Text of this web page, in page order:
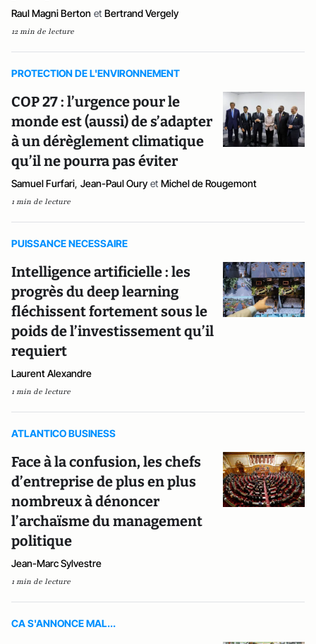
Raul Magni Berton et Bertrand Vergely
12 min de lecture
PROTECTION DE L'ENVIRONNEMENT
COP 27 : l’urgence pour le
monde est (aussi) de s’adapter
à un dérèglement climatique
qu’il ne pourra pas éviter
Samuel Furfari, Jean-Paul Oury et Michel de Rougemont
1 min de lecture
PUISSANCE NECESSAIRE
Intelligence artificielle : les
progrès du deep learning
fléchissent fortement sous le
poids de l’investissement qu’il
requiert
Laurent Alexandre
1 min de lecture
ATLANTICO BUSINESS
Face à la confusion, les chefs
d’entreprise de plus en plus
nombreux à dénoncer
l’archaïsme du management
politique
Jean-Marc Sylvestre
1 min de lecture
CA S'ANNONCE MAL...